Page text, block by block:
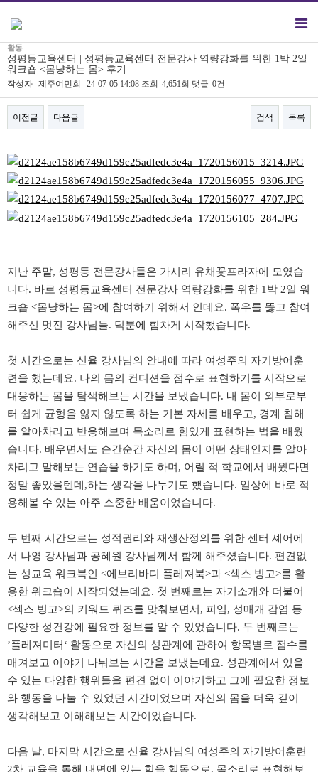
활동
성평등교육센터 | 성평등교육센터 전문강사 역량강화를 위한 1박 2일
워크숍 <몸냥하는 몸> 후기
작성자 제주여민회 24-07-05 14:08 조회 4,651회 댓글 0건
이전글 다음글 검색 목록
지난 주말, 성평등 전문강사들은 가시리 유채꽃프라자에 모였습
니다. 바로 성평등교육센터 전문강사 역량강화를 위한 1박 2일 워
크숍 <몸냥하는 몸>에 참여하기 위해서 인데요. 폭우를 뚫고 참여
해주신 멋진 강사님들. 덕분에 힘차게 시작했습니다.
첫 시간으로는 신율 강사님의 안내에 따라 여성주의 자기방어훈
련을 했는데요. 나의 몸의 컨디션을 점수로 표현하기를 시작으로
대응하는 몸을 탐색해보는 시간을 보냈습니다. 내 몸이 외부로부
터 쉽게 균형을 잃지 않도록 하는 기본 자세를 배우고, 경계 침해
를 알아차리고 반응해보며 목소리로 힘있게 표현하는 법을 배웠
습니다. 배우면서도 순간순간 자신의 몸이 어떤 상태인지를 알아
차리고 말해보는 연습을 하기도 하며, 어릴 적 학교에서 배웠다면
정말 좋았을텐데,하는 생각을 나누기도 했습니다. 일상에 바로 적
용해볼 수 있는 아주 소중한 배움이었습니다.
두 번째 시간으로는 성적권리와 재생산정의를 위한 센터 셰어에
서 나영 강사님과 공혜원 강사님께서 함께 해주셨습니다. 편견없
는 성교육 워크북인 <에브리바디 플레져북>과 <섹스 빙고>를 활
용한 워크숍이 시작되었는데요. 첫 번째로는 자기소개와 더불어
<섹스 빙고>의 키워드 퀴즈를 맞춰보면서, 피임, 성매개 감염 등
다양한 성건강에 필요한 정보를 알 수 있었습니다. 두 번째로는
’플레져미터‘ 활동으로 자신의 성관계에 관하여 항목별로 점수를
매겨보고 이야기 나눠보는 시간을 보냈는데요. 성관계에서 있을
수 있는 다양한 행위들을 편견 없이 이야기하고 그에 필요한 정보
와 행동을 나눌 수 있었던 시간이었으며 자신의 몸을 더욱 깊이
생각해보고 이해해보는 시간이었습니다.
다음 날, 마지막 시간으로 신율 강사님의 여성주의 자기방어훈련
2차 교육을 통해 내면에 있는 힘을 행동으로, 목소리로 표현해보